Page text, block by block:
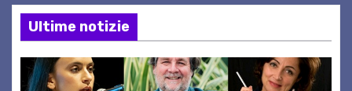
Ultime notizie